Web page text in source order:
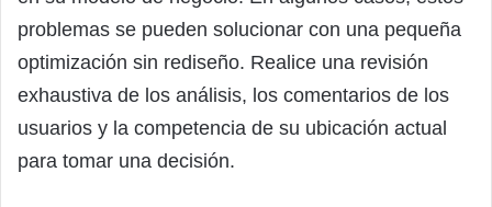
problemas se pueden solucionar con una pequeña
optimización sin rediseño. Realice una revisión
exhaustiva de los análisis, los comentarios de los
usuarios y la competencia de su ubicación actual
para tomar una decisión.